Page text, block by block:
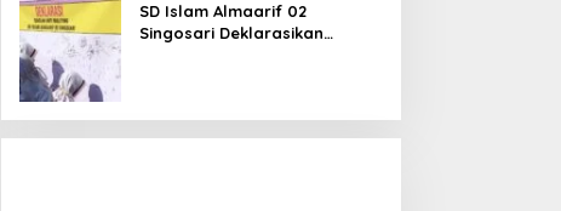
SD Islam Almaarif 02
Singosari Deklarasikan